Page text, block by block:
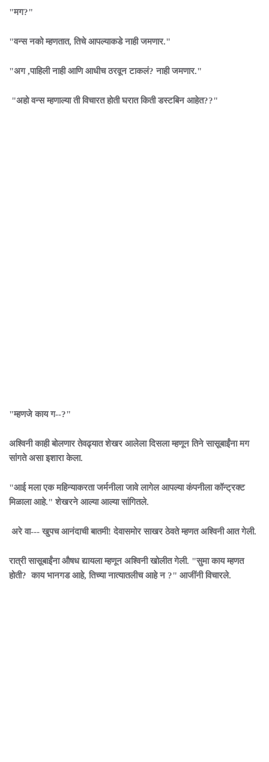
"मग?"
"वन्स नको म्हणतात, तिचे आपल्याकडे नाही जमणार."
"अग ,पाहिली नाही आणि आधीच ठरवून टाकलं? नाही जमणार."
"अहो वन्स म्हणाल्या ती विचारत होती घरात किती डस्टबिन आहेत??"
"म्हणजे काय ग--?"
अश्विनी काही बोलणार तेवढ्यात शेखर आलेला दिसला म्हणून तिने सासूबाईंना मग
सांगते असा इशारा केला.
"आई मला एक महिन्याकरता जर्मनीला जावे लागेल आपल्या कंपनीला कॉन्ट्रक्ट
मिळाला आहे." शेखरने आल्या आल्या सांगितले.
अरे वा--- खुपच आनंदाची बातमी! देवासमोर साखर ठेवते म्हणत अश्विनी आत गेली.
रात्री सासूबाईंना औषध द्यायला म्हणून अश्विनी खोलीत गेली. "सुमा काय म्हणत
होती? काय भानगड आहे, तिच्या नात्यातलीच आहे न ?" आजींनी विचारले.